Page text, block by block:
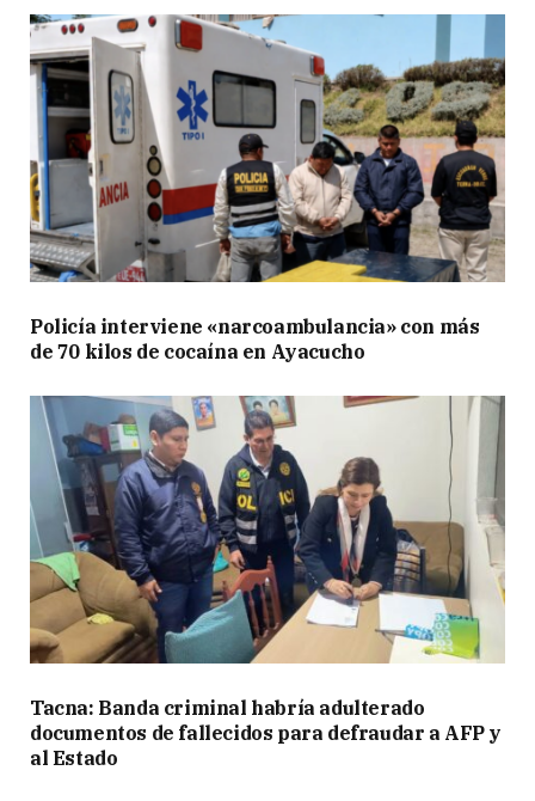
Policía interviene «narcoambulancia» con más
de 70 kilos de cocaína en Ayacucho
Tacna: Banda criminal habría adulterado
documentos de fallecidos para defraudar a AFP y
al Estado